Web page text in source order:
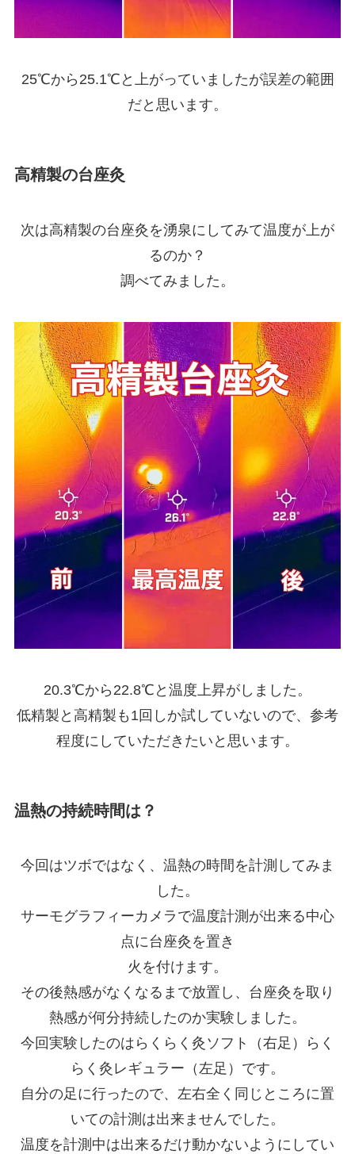
25℃から25.1℃と上がっていましたが誤差の範囲
だと思います。
高精製の台座灸
次は高精製の台座灸を湧泉にしてみて温度が上が
るのか？
調べてみました。
20.3℃から22.8℃と温度上昇がしました。
低精製と高精製も1回しか試していないので、参考
程度にしていただきたいと思います。
温熱の持続時間は？
今回はツボではなく、温熱の時間を計測してみま
した。
サーモグラフィーカメラで温度計測が出来る中心
点に台座灸を置き
火を付けます。
その後熱感がなくなるまで放置し、台座灸を取り
熱感が何分持続したのか実験しました。
今回実験したのはらくらく灸ソフト（右足）らく
らく灸レギュラー（左足）です。
自分の足に行ったので、左右全く同じところに置
いての計測は出来ませんでした。
温度を計測中は出来るだけ動かないようにしてい